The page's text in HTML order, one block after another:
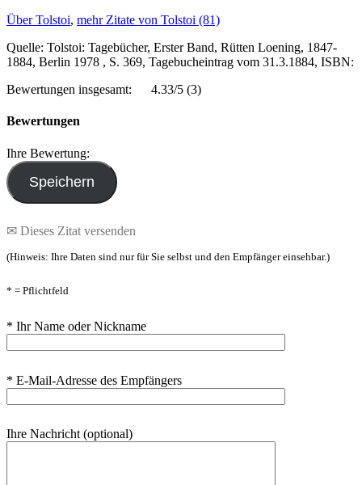
Über Tolstoi, mehr Zitate von Tolstoi (81)
Quelle: Tolstoi: Tagebücher, Erster Band, Rütten Loening, 1847-
1884, Berlin 1978 , S. 369, Tagebucheintrag vom 31.3.1884, ISBN:
Bewertungen insgesamt:
4.33/5 (3)
Bewertungen
Ihre Bewertung:
✉ Dieses Zitat versenden
(Hinweis: Ihre Daten sind nur für Sie selbst und den Empfänger einsehbar.)
* = Pflichtfeld
* Ihr Name oder Nickname
* E-Mail-Adresse des Empfängers
Ihre Nachricht (optional)